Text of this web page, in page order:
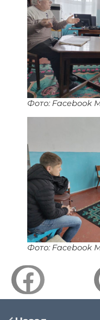
Фото: Facebook
Фото: Facebook